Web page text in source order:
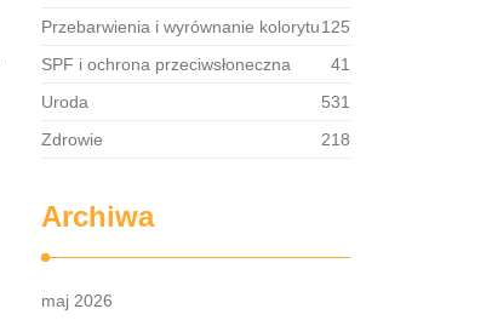
Przebarwienia i wyrównanie kolorytu125
SPF i ochrona przeciwsłoneczna
41
Uroda
531
Zdrowie
218
Archiwa
maj 2026